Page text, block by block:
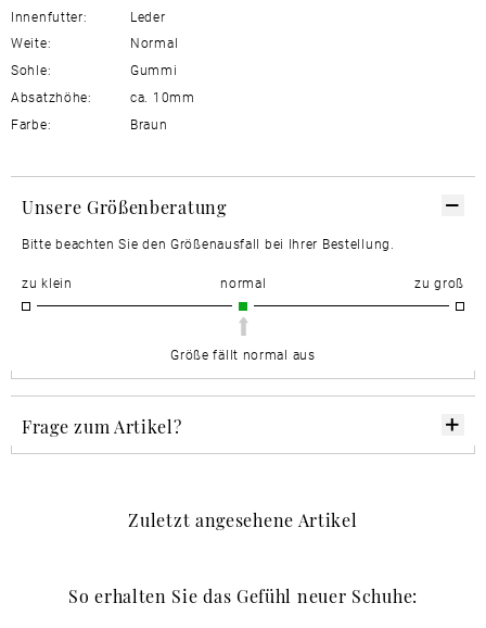
Innenfutter:
Leder
Weite:
Normal
Sohle:
Gummi
Absatzhöhe:
ca. 10mm
Farbe:
Braun
Unsere Größenberatung
Bitte beachten Sie den Größenausfall bei Ihrer Bestellung.
zu klein normal zu groß
Größe fällt normal aus
Frage zum Artikel?
Zuletzt angesehene Artikel
So erhalten Sie das Gefühl neuer Schuhe: